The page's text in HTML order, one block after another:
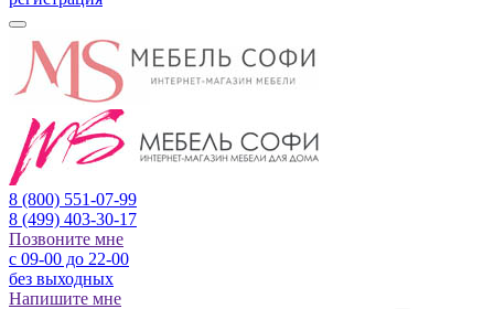
8 (800) 551-07-99
8 (499) 403-30-17
Позвоните мне
с 09-00 до 22-00
без выходных
Напишите мне